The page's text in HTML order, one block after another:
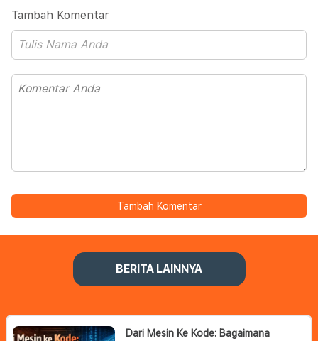
Tambah Komentar
Tambah Komentar
BERITA LAINNYA
Dari Mesin Ke Kode: Bagaimana